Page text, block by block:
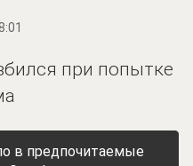
при попытке
в предпочитаемые